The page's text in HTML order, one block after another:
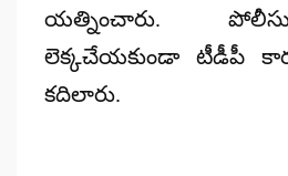
యత్నించారు.
లెక్కచేయకుండా టీడీపీ
కదిలారు.